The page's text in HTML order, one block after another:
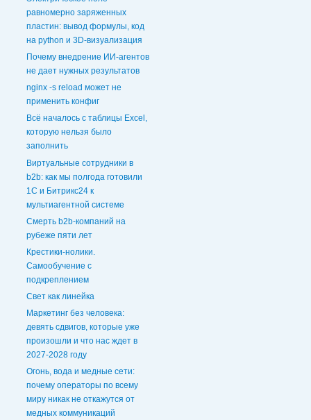
равномерно заряженных
пластин: вывод формулы, код
на python и 3D‑визуализация
Почему внедрение ИИ-агентов
не дает нужных результатов
nginx -s reload может не
применить конфиг
Всё началось с таблицы Excel,
которую нельзя было
заполнить
Виртуальные сотрудники в
b2b: как мы полгода готовили
1С и Битрикс24 к
мультиагентной системе
Смерть b2b-компаний на
рубеже пяти лет
Крестики-нолики.
Самообучение с
подкреплением
Свет как линейка
Маркетинг без человека:
девять сдвигов, которые уже
произошли и что нас ждет в
2027-2028 году
Огонь, вода и медные сети:
почему операторы по всему
миру никак не откажутся от
медных коммуникаций